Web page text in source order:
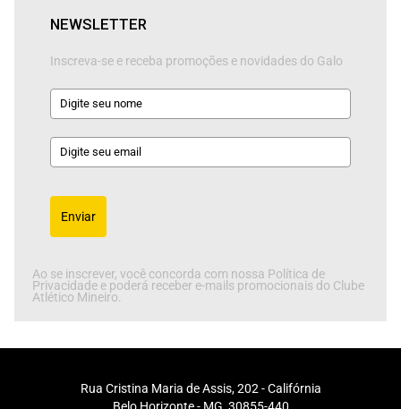
NEWSLETTER
Inscreva-se e receba promoções e novidades do Galo
Enviar
Ao se inscrever, você concorda com nossa Política de
Privacidade e poderá receber e-mails promocionais do Clube
Atlético Mineiro.
Rua Cristina Maria de Assis, 202 - Califórnia